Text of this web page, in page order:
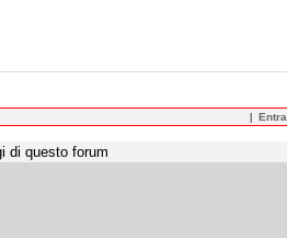
Entra
di questo forum